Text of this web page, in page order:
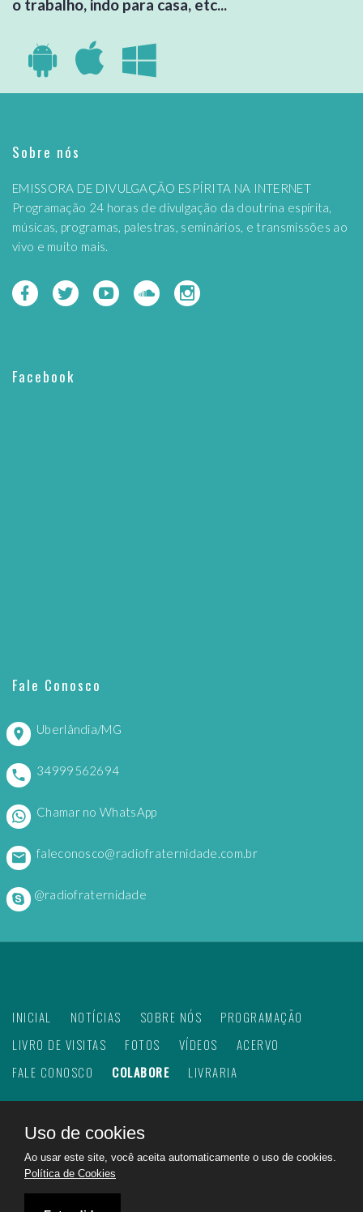
o trabalho, indo para casa, etc...
Sobre nós
EMISSORA DE DIVULGAÇÃO ESPÍRITA NA INTERNET
Programação 24 horas de divulgação da doutrina espírita,
músicas, programas, palestras, seminários, e transmissões ao
vivo e muito mais.
Facebook
Fale Conosco
Uberlândia/MG
34999562694
Chamar no WhatsApp
faleconosco@radiofraternidade.com.br
@radiofraternidade
INICIAL NOTÍCIAS SOBRE NÓS
PROGRAMAÇÃO
LIVRO DE VISITAS
FOTOS VÍDEOS
ACERVO
FALE CONOSCO
COLABORE LIVRARIA
2026Web Rádio Fraternidade. Todos os direitos
reservados.
Feito com
no Brasil para todo o mundo!
Uso de cookies
Ao usar este site, você aceita automaticamente o uso de cookies.
Política de Cookies